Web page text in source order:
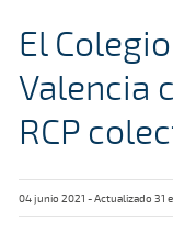
El
Valencia
RCP
04 junio 2021 - Actualizado 31